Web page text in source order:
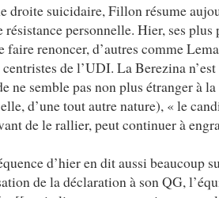
droite suicidaire, Fillon résume
personnelle. Hier, ses plus
faire renoncer, d’autres comme
de l’UDI. La Berezina
ne semble pas non plus étranger à
d’une tout autre nature), « le
de le rallier, peut continuer à
d’hier en dit aussi beaucoup
de la déclaration à son QG,